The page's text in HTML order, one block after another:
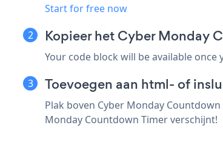
Start for free now
Kopieer het Cyber Monday
Your code block will be available once
Toevoegen aan html- of
Plak boven Cyber Monday
Monday Countdown Timer verschijnt!